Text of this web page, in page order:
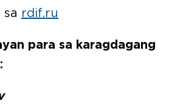
sa rdif.ru
para sa karagdagang